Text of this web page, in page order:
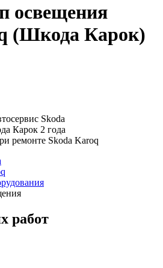
освещения
(Шкода Карок)
Skoda
Карок 2 года
ремонте Skoda Karoq
работ